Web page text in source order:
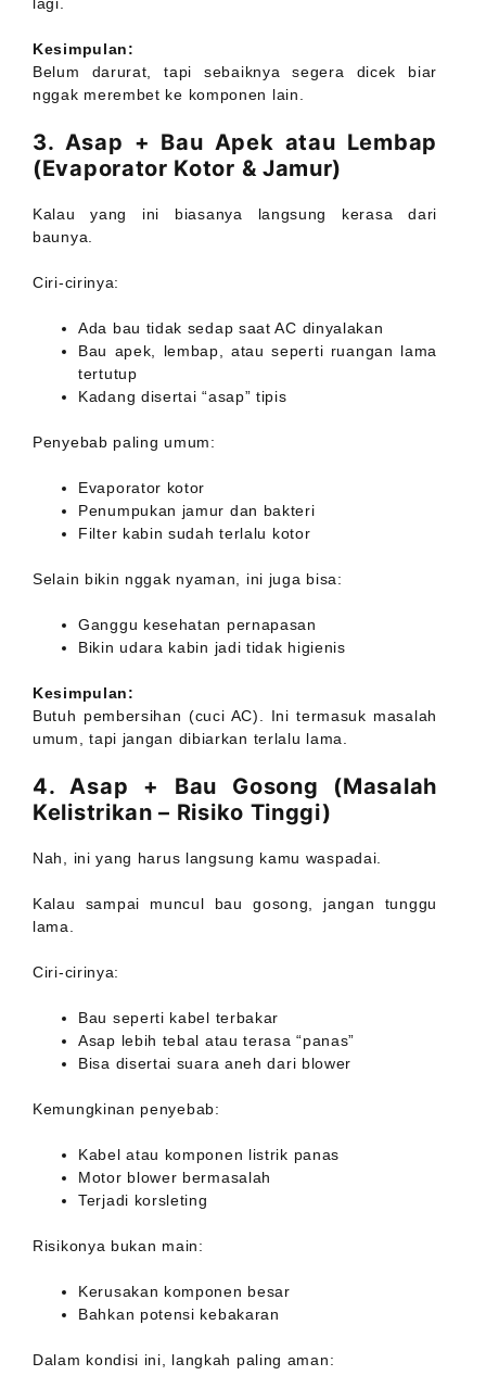
lagi.
Kesimpulan:
Belum darurat, tapi sebaiknya segera dicek biar
nggak merembet ke komponen lain.
3. Asap + Bau Apek atau Lembap
(Evaporator Kotor & Jamur)
Kalau yang ini biasanya langsung kerasa dari
baunya.
Ciri-cirinya:
Ada bau tidak sedap saat AC dinyalakan
Bau apek, lembap, atau seperti ruangan lama
tertutup
Kadang disertai “asap” tipis
Penyebab paling umum:
Evaporator kotor
Penumpukan jamur dan bakteri
Filter kabin sudah terlalu kotor
Selain bikin nggak nyaman, ini juga bisa:
Ganggu kesehatan pernapasan
Bikin udara kabin jadi tidak higienis
Kesimpulan:
Butuh pembersihan (cuci AC). Ini termasuk masalah
umum, tapi jangan dibiarkan terlalu lama.
4. Asap + Bau Gosong (Masalah
Kelistrikan – Risiko Tinggi)
Nah, ini yang harus langsung kamu waspadai.
Kalau sampai muncul bau gosong, jangan tunggu
lama.
Ciri-cirinya:
Bau seperti kabel terbakar
Asap lebih tebal atau terasa “panas”
Bisa disertai suara aneh dari blower
Kemungkinan penyebab:
Kabel atau komponen listrik panas
Motor blower bermasalah
Terjadi korsleting
Risikonya bukan main:
Kerusakan komponen besar
Bahkan potensi kebakaran
Dalam kondisi ini, langkah paling aman: